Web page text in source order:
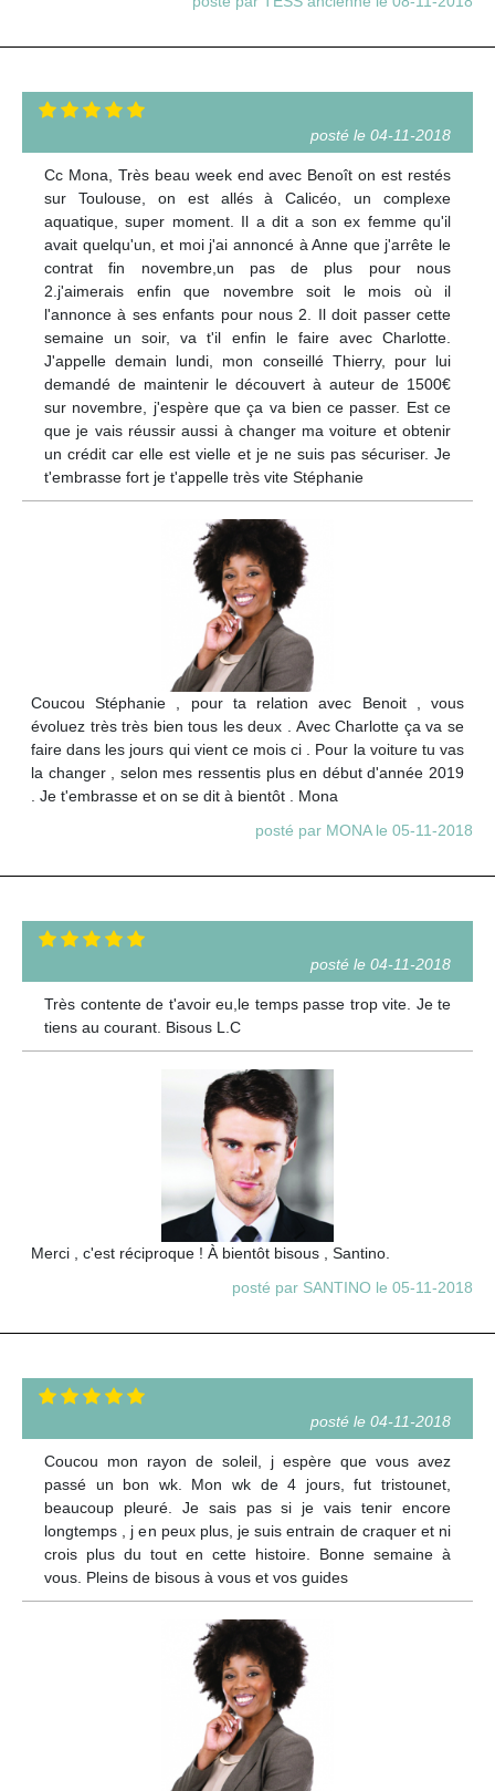
posté le 04-11-2018
Cc Mona, Très beau week end avec Benoît on est restés
sur Toulouse, on est allés à Calicéo, un complexe
aquatique, super moment. Il a dit a son ex femme qu'il
avait quelqu'un, et moi j'ai annoncé à Anne que j'arrête le
contrat fin novembre,un pas de plus pour nous
2.j'aimerais enfin que novembre soit le mois où il
l'annonce à ses enfants pour nous 2. Il doit passer cette
semaine un soir, va t'il enfin le faire avec Charlotte.
J'appelle demain lundi, mon conseillé Thierry, pour lui
demandé de maintenir le découvert à auteur de 1500€
sur novembre, j'espère que ça va bien ce passer. Est ce
que je vais réussir aussi à changer ma voiture et obtenir
un crédit car elle est vielle et je ne suis pas sécuriser. Je
t'embrasse fort je t'appelle très vite Stéphanie
Coucou Stéphanie , pour ta relation avec Benoit , vous
évoluez très très bien tous les deux . Avec Charlotte ça va se
faire dans les jours qui vient ce mois ci . Pour la voiture tu vas
la changer , selon mes ressentis plus en début d'année 2019
. Je t'embrasse et on se dit à bientôt . Mona
posté par MONA le 05-11-2018
posté le 04-11-2018
Très contente de t'avoir eu,le temps passe trop vite. Je te
tiens au courant. Bisous L.C
Merci , c'est réciproque ! À bientôt bisous , Santino.
posté par SANTINO le 05-11-2018
posté le 04-11-2018
Coucou mon rayon de soleil, j espère que vous avez
passé un bon wk. Mon wk de 4 jours, fut tristounet,
beaucoup pleuré. Je sais pas si je vais tenir encore
longtemps , j en peux plus, je suis entrain de craquer et ni
crois plus du tout en cette histoire. Bonne semaine à
vous. Pleins de bisous à vous et vos guides